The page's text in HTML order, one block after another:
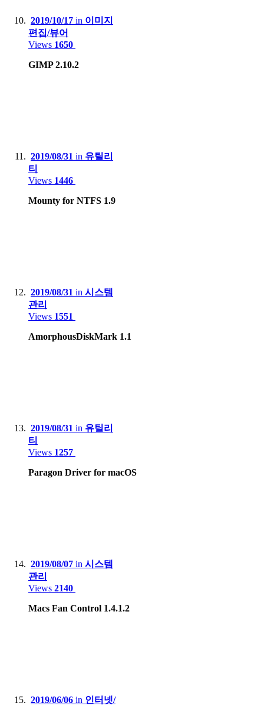
2019/10/17 in 이미지
편집/뷰어
Views 1650
GIMP 2.10.2
2019/08/31 in 유틸리
티
Views 1446
Mounty for NTFS 1.9
2019/08/31 in 시스템
관리
Views 1551
AmorphousDiskMark 1.1
2019/08/31 in 유틸리
티
Views 1257
Paragon Driver for macOS
2019/08/07 in 시스템
관리
Views 2140
Macs Fan Control 1.4.1.2
2019/06/06 in 인터넷/